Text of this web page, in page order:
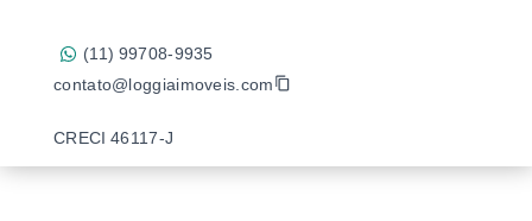
(11) 99708-9935
contato@loggiaimoveis.com
CRECI 46117-J